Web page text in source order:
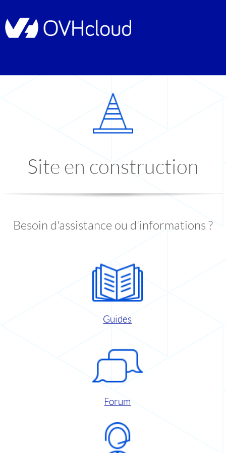
Site en construction
Besoin d'assistance ou d'informations ?
Guides
Forum